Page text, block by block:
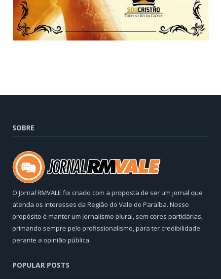
SOBRE
O Jornal RMVALE foi criado com a proposta de ser um jornal que
atenda os interesses da Região do Vale do Paraíba. Nosso
propósito é manter um jornalismo plural, sem cores partidárias,
primando sempre pelo profissionalismo, para ter credibilidade
perante a opinião pública.
POPULAR POSTS